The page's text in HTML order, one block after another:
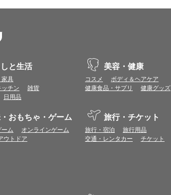
と生活
家具
チン
雑貨
日用品
美容・健康
コスメ
ボディ＆ヘアケア
健康食品・サプリ
健康グッズ
おもちゃ・ゲーム
ーム
オンラインゲーム
ウトドア
旅行・チケット
旅行・宿泊
旅行用品
交通・レンタカー
チケット